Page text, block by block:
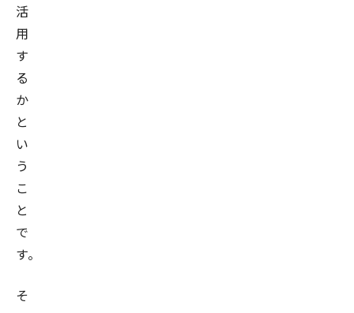
活
用
す
る
か
と
い
う
こ
と
で
す。
そ